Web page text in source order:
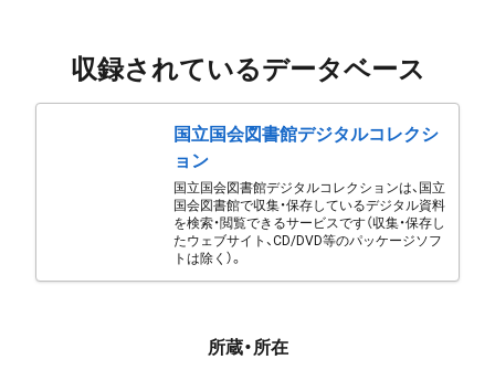
収録されているデータベース
国立国会図書館デジタルコレクシ
ョン
国立国会図書館デジタルコレクションは、国立
国会図書館で収集・保存しているデジタル資料
を検索・閲覧できるサービスです（収集・保存し
たウェブサイト、CD/DVD等のパッケージソフ
トは除く）。
所蔵・所在